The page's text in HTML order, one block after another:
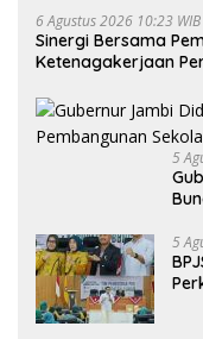
6 Agustus 2026 10:23 WIB
Sinergi Bersama
Ketenagakerjaan
5
5